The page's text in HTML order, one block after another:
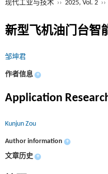
现代工业与技术 ›› 2025, Vol. 2 ››
新型飞机油门台智
邹坤君
作者信息 +
Application
Kunjun Zou
Author information +
文章历史 +